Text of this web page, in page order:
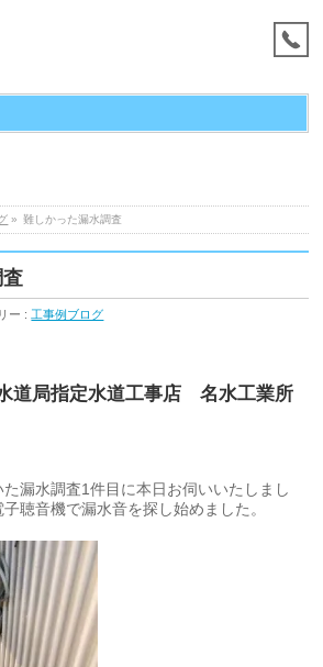
» 難しかった漏水調査
ー : 工事例ブログ
道局指定水道工事店 名水工業所
漏水調査1件目に本日お伺いいたしまし
聴音機で漏水音を探し始めました。